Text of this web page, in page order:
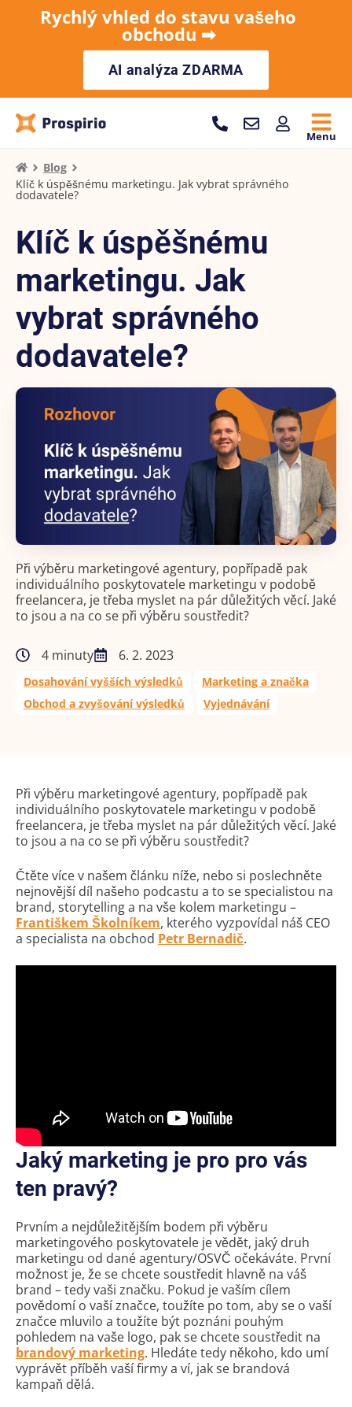
Rychlý vhled do stavu vašeho
obchodu ➡︎
AI analýza ZDARMA
Menu
Blog
Klíč k úspěšnému marketingu. Jak vybrat správného
dodavatele?
Klíč k úspěšnému
marketingu. Jak
vybrat správného
dodavatele?
Při výběru marketingové agentury, popřípadě pak
individuálního poskytovatele marketingu v podobě
freelancera, je třeba myslet na pár důležitých věcí. Jaké
to jsou a na co se při výběru soustředit?
4 minuty 6. 2. 2023
Dosahování vyšších výsledků
Marketing a značka
Obchod a zvyšování výsledků
Vyjednávání
Při výběru marketingové agentury, popřípadě pak
individuálního poskytovatele marketingu v podobě
freelancera, je třeba myslet na pár důležitých věcí. Jaké
to jsou a na co se při výběru soustředit?
Čtěte více v našem článku níže, nebo si poslechněte
nejnovější díl našeho podcastu a to se specialistou na
brand, storytelling a na vše kolem marketingu –
Františkem Školníkem, kterého vyzpovídal náš CEO
a specialista na obchod Petr Bernadič.
Jaký marketing je pro pro vás
ten pravý?
Prvním a nejdůležitějším bodem při výběru
marketingového poskytovatele je vědět, jaký druh
marketingu od dané agentury/OSVČ očekáváte. První
možnost je, že se chcete soustředit hlavně na váš
brand – tedy vaši značku. Pokud je vaším cílem
povědomí o vaší značce, toužíte po tom, aby se o vaší
značce mluvilo a toužíte být poznáni pouhým
pohledem na vaše logo, pak se chcete soustředit na
brandový marketing. Hledáte tedy někoho, kdo umí
vyprávět příběh vaší firmy a ví, jak se brandová
kampaň dělá.